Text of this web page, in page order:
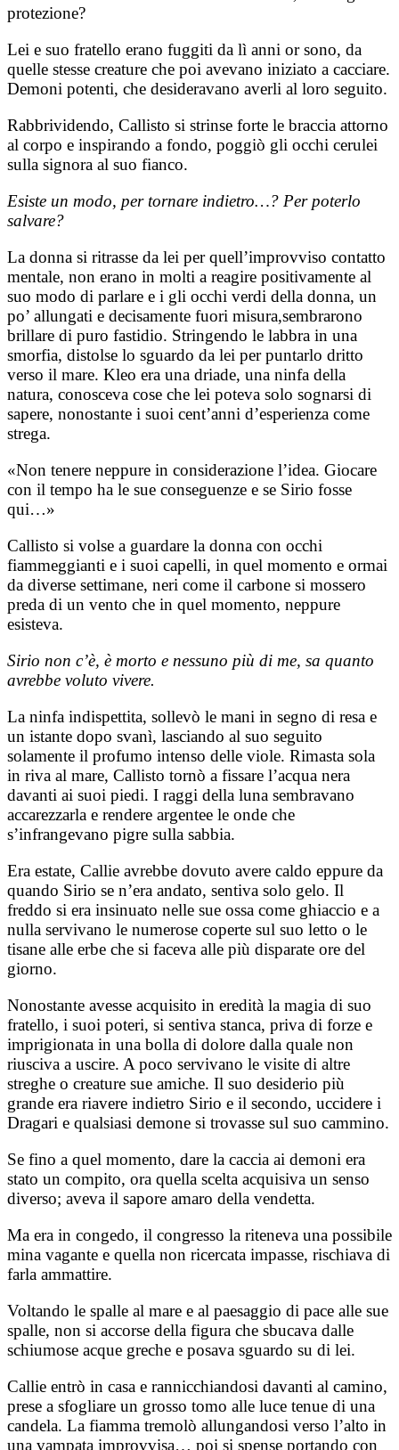
protezione?
Lei e suo fratello erano fuggiti da lì anni or sono, da
quelle stesse creature che poi avevano iniziato a cacciare.
Demoni potenti, che desideravano averli al loro seguito.
Rabbrividendo, Callisto si strinse forte le braccia attorno
al corpo e inspirando a fondo, poggiò gli occhi cerulei
sulla signora al suo fianco.
Esiste un modo, per tornare indietro…? Per poterlo
salvare?
La donna si ritrasse da lei per quell’improvviso contatto
mentale, non erano in molti a reagire positivamente al
suo modo di parlare e i gli occhi verdi della donna, un
po’ allungati e decisamente fuori misura,sembrarono
brillare di puro fastidio. Stringendo le labbra in una
smorfia, distolse lo sguardo da lei per puntarlo dritto
verso il mare. Kleo era una driade, una ninfa della
natura, conosceva cose che lei poteva solo sognarsi di
sapere, nonostante i suoi cent’anni d’esperienza come
strega.
«Non tenere neppure in considerazione l’idea. Giocare
con il tempo ha le sue conseguenze e se Sirio fosse
qui…»
Callisto si volse a guardare la donna con occhi
fiammeggianti e i suoi capelli, in quel momento e ormai
da diverse settimane, neri come il carbone si mossero
preda di un vento che in quel momento, neppure
esisteva.
Sirio non c’è, è morto e nessuno più di me, sa quanto
avrebbe voluto vivere.
La ninfa indispettita, sollevò le mani in segno di resa e
un istante dopo svanì, lasciando al suo seguito
solamente il profumo intenso delle viole. Rimasta sola
in riva al mare, Callisto tornò a fissare l’acqua nera
davanti ai suoi piedi. I raggi della luna sembravano
accarezzarla e rendere argentee le onde che
s’infrangevano pigre sulla sabbia.
Era estate, Callie avrebbe dovuto avere caldo eppure da
quando Sirio se n’era andato, sentiva solo gelo. Il
freddo si era insinuato nelle sue ossa come ghiaccio e a
nulla servivano le numerose coperte sul suo letto o le
tisane alle erbe che si faceva alle più disparate ore del
giorno.
Nonostante avesse acquisito in eredità la magia di suo
fratello, i suoi poteri, si sentiva stanca, priva di forze e
imprigionata in una bolla di dolore dalla quale non
riusciva a uscire. A poco servivano le visite di altre
streghe o creature sue amiche. Il suo desiderio più
grande era riavere indietro Sirio e il secondo, uccidere i
Dragari e qualsiasi demone si trovasse sul suo cammino.
Se fino a quel momento, dare la caccia ai demoni era
stato un compito, ora quella scelta acquisiva un senso
diverso; aveva il sapore amaro della vendetta.
Ma era in congedo, il congresso la riteneva una possibile
mina vagante e quella non ricercata impasse, rischiava di
farla ammattire.
Voltando le spalle al mare e al paesaggio di pace alle sue
spalle, non si accorse della figura che sbucava dalle
schiumose acque greche e posava sguardo su di lei.
Callie entrò in casa e rannicchiandosi davanti al camino,
prese a sfogliare un grosso tomo alle luce tenue di una
candela. La fiamma tremolò allungandosi verso l’alto in
una vampata improvvisa… poi si spense portando con